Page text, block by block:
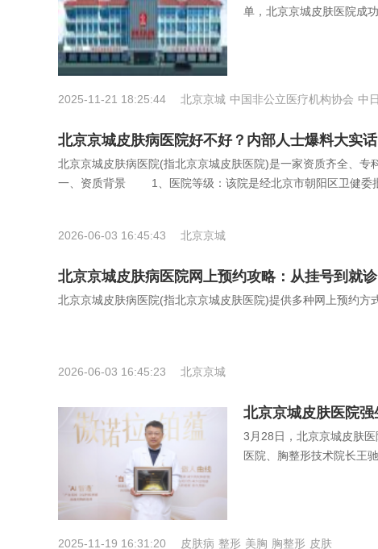
单，北京京城皮肤医院成
2025-11-21 18:25:44 北京京城 中国非公立医疗机构协会 中
北京京城皮肤病医院好不好？内部人士爆料大实话
北京京城皮肤病医院(指北京京城皮肤医院)是一家资质齐全、
一、资质背景 1、医院等级：该院是经北京市朝阳区卫健委
2026-06-03 16:45:43 北京京城
北京京城皮肤病医院网上预约攻略：从挂号到就
北京京城皮肤病医院(指北京京城皮肤医院)提供多种网上预约
2026-06-03 16:45:23 北京京城
北京京城皮肤医院
3月28日，北京京城皮肤
医院、胸整形技术院长王
2025-11-19 16:31:20 皮肤病 整形 美胸 胸整形 皮肤